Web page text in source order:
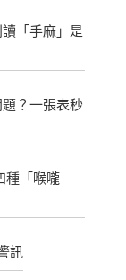
「手麻」是
？一張表秒
種「喉嚨
訊